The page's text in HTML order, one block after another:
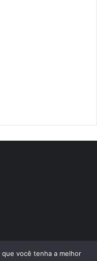
você tenha a melhor